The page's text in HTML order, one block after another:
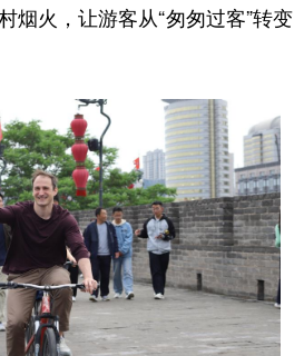
烟火，让游客从“匆匆过客”转变